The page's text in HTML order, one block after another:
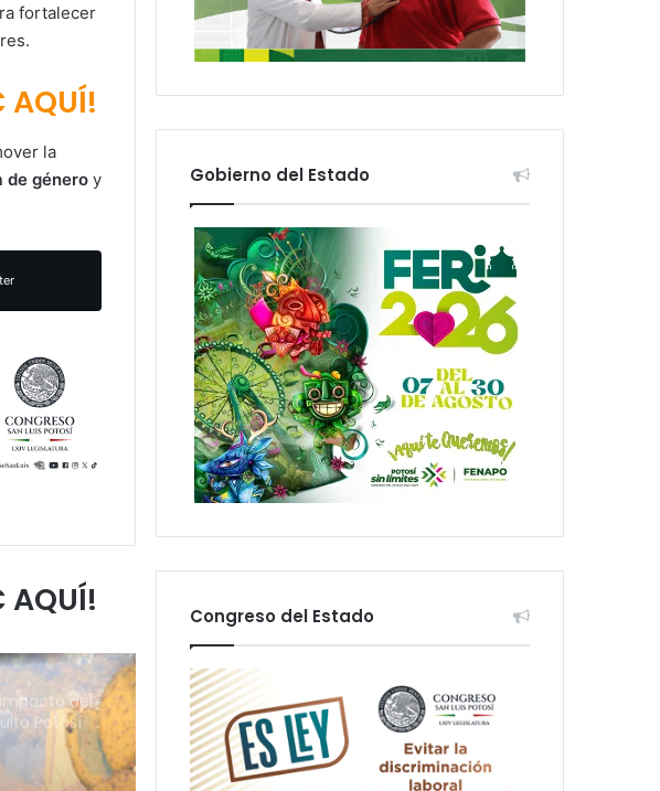
fortalecer
la
de género y
Potosí
Pozos
y de
en San
y
sus
y
Potosí
Pozos
del
y de
Gobierno del Estado
Congreso del Estado